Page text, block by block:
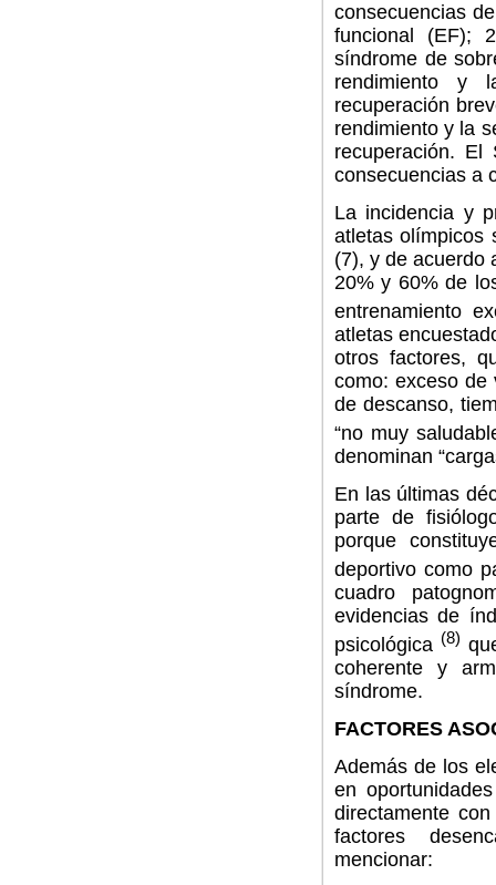
consecuencias
funcional (EF);
síndrome de
rendimiento y
recuperación
rendimiento y la
recuperación.
consecuencias a
La incidencia y
atletas olímpicos
(7), y de acuerdo
20% y 60% de
entrenamiento
atletas
otros factores,
como: exceso de
de descanso,
“no muy
denominan
En las últimas
parte de
porque
deportivo como
cuadro
evidencias de
psicológica (8)
coherente y
síndrome.
FACTORES
Además de los
en
directamente
factores
mencionar: